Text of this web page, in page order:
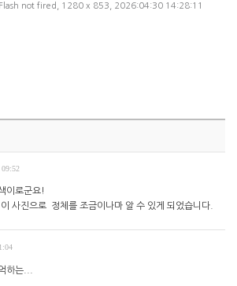
not fired, 1280 x 853, 2026:04:30 14:28:11
이로군요!
사진으로 정체를 조금이나마 알 수 있게 되었습니다.
하는...